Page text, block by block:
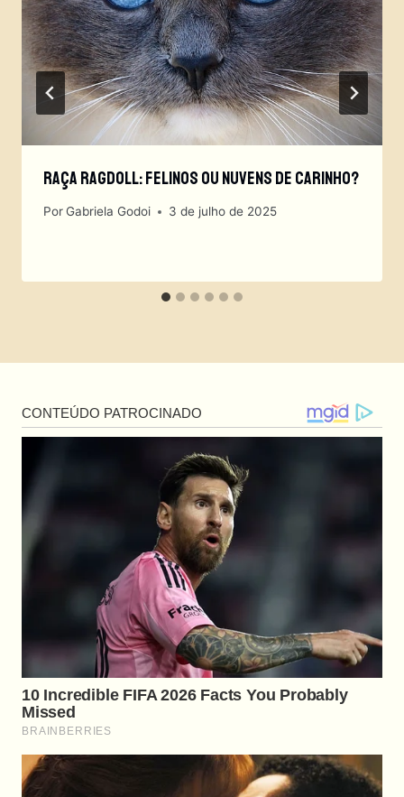
Raça Ragdoll: Felinos Ou Nuvens De Carinho?
PorGabriela Godoi 3 de julho de 2025